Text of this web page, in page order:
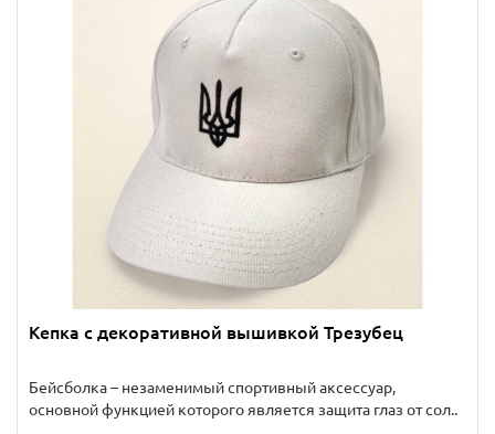
Кепка с декоративной вышивкой Трезубец
Бейсболка – незаменимый спортивный аксессуар,
основной функцией которого является защита глаз от сол..